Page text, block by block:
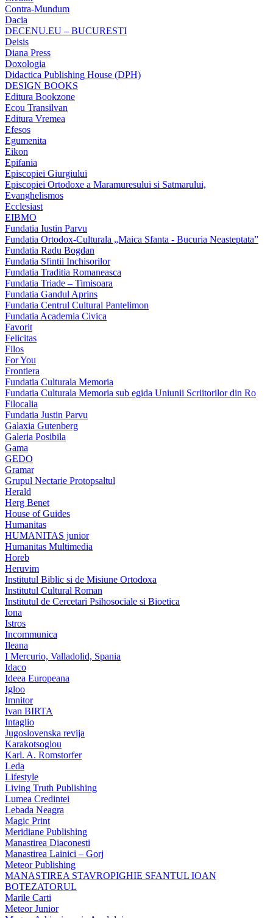
Contra-Mundum
Dacia
DECENU.EU – BUCURESTI
Deisis
Diana Press
Doxologia
Didactica Publishing House (DPH)
DESIGN BOOKS
Editura Bookzone
Ecou Transilvan
Editura Vremea
Efesos
Egumenita
Eikon
Epifania
Episcopiei Giurgiului
Episcopiei Ortodoxe a Maramuresului si Satmarului,
Evanghelismos
Ecclesiast
EIBMO
Fundatia Iustin Parvu
Fundatia Ortodox-Culturala „Maica Sfanta - Bucuria Neasteptata”
Fundatia Radu Bogdan
Fundatia Sfintii Inchisorilor
Fundatia Traditia Romaneasca
Fundatia Triade – Timisoara
Fundatia Gandul Aprins
Fundatia Centrul Cultural Pantelimon
Fundatia Academia Civica
Favorit
Felicitas
Filos
For You
Frontiera
Fundatia Culturala Memoria
Fundatia Culturala Memoria sub egida Uniunii Scriitorilor din Ro
Filocalia
Fundatia Justin Parvu
Galaxia Gutenberg
Galeria Posibila
Gama
GEDO
Gramar
Grupul Nectarie Protopsaltul
Herald
Herg Benet
House of Guides
Humanitas
HUMANITAS junior
Humanitas Multimedia
Horeb
Heruvim
Institutul Biblic si de Misiune Ortodoxa
Institutul Cultural Roman
Institutul de Cercetari Psihosociale si Bioetica
Iona
Istros
Incommunica
Ileana
I Mercurio, Valladolid, Spania
Idaco
Ideea Europeana
Igloo
Imnitor
Ivan BIRTA
Intaglio
Jugoslovenska revija
Karakotsoglou
Karl. A. Romstorfer
Leda
Lifestyle
Living Truth Publishing
Lumea Credintei
Lebada Neagra
Magic Print
Meridiane Publishing
Manastirea Diaconesti
Manastirea Lainici – Gorj
Meteor Publishing
MANASTIREA STAVROPIGHIE SFANTUL IOAN
BOTEZATORUL
Marile Carti
Meteor Junior